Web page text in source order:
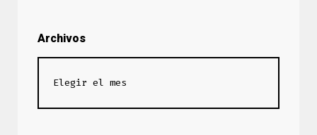
Archivos